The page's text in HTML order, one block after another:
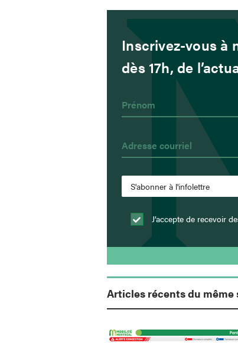
Inscrivez-vous à
dès 17h, de
J’accepte de recevoir
Articles récents du même